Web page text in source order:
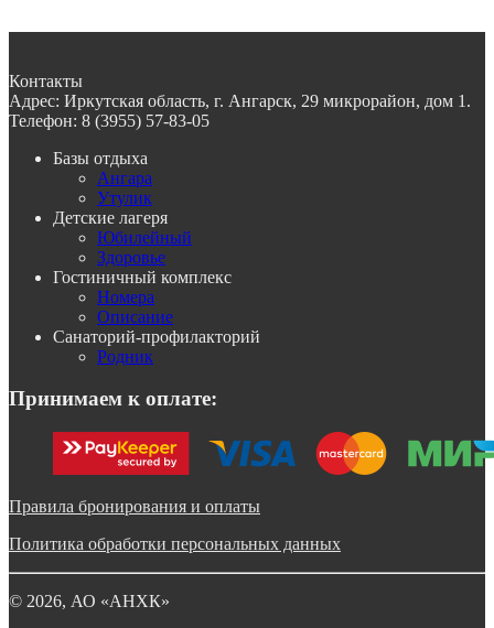
Контакты
Адрес: Иркутская область, г. Ангарск, 29 микрорайон, дом 1.
Телефон: 8 (3955) 57-83-05
Базы отдыха
Ангара
Утулик
Детские лагеря
Юбилейный
Здоровье
Гостиничный комплекс
Номера
Описание
Санаторий-профилакторий
Родник
Принимаем к оплате:
Правила бронирования и оплаты
Политика обработки персональных данных
© 2026, АО «АНХК»